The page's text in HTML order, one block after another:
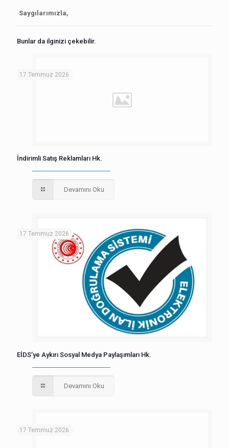
Saygılarımızla,
Bunlar da ilginizi çekebilir.
17 Temmuz 2026
İndirimli Satış Reklamları Hk.
Devamını Oku
17 Temmuz 2026
EİDS’ye Aykırı Sosyal Medya Paylaşımları Hk.
Devamını Oku
17 Temmuz 2026